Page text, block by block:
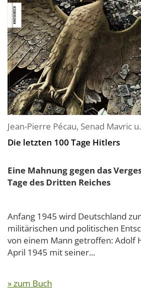
Jean-Pierre Pécau, Senad Mavric
Die letzten 100 Tage Hitlers
Eine Mahnung gegen das
Tage des Dritten Reiches
Anfang 1945 wird Deutschland
militärischen und politischen
von einem Mann getroffen: Adolf
April 1945 mit seiner...
» zum Buch